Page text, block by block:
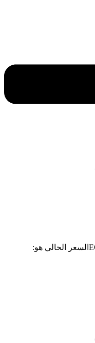
السعر الحالي هو: